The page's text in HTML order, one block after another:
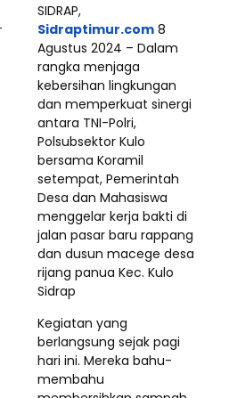
SIDRAP,
Sidraptimur.com 8
Agustus 2024 – Dalam
rangka menjaga
kebersihan lingkungan
dan memperkuat sinergi
antara TNI-Polri,
Polsubsektor Kulo
bersama Koramil
setempat, Pemerintah
Desa dan Mahasiswa
menggelar kerja bakti di
jalan pasar baru rappang
dan dusun macege desa
rijang panua Kec. Kulo
Sidrap
Kegiatan yang
berlangsung sejak pagi
hari ini. Mereka bahu-
membahu